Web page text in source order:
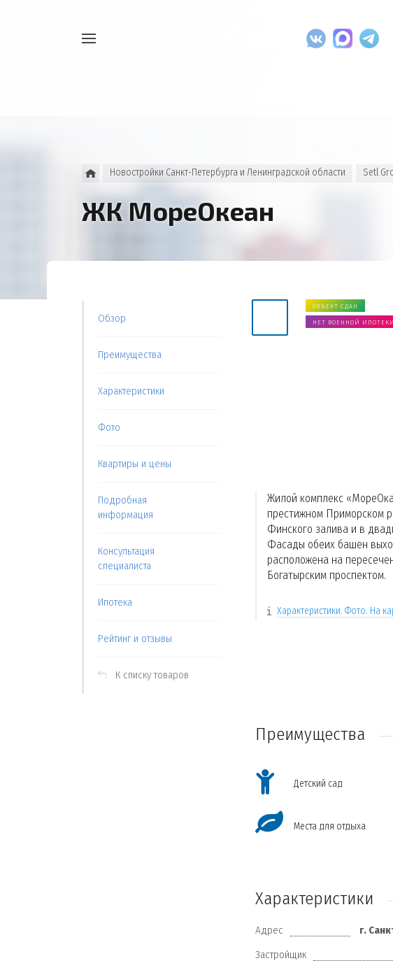
Новостройки Санкт-Петербурга и Ленинградской области Setl
ЖК МореОкеан
Обзор
Преимущества
Характеристики
Фото
Квартиры и цены
Подробная
информация
Консультация
специалиста
Ипотека
Рейтинг и отзывы
К списку товаров
ОБЪЕКТ СДАН
НЕТ ВОЕННОЙ ИПОТЕКИ
Жилой комплекс
престижном Приморском
Финского залива и в
Фасады обеих башен
расположена на
Богатырским проспектом.
Характеристики. Фото. На
Преимущества
Детский сад
Места для отдыха
Характеристики
Адрес
г.
Застройщик